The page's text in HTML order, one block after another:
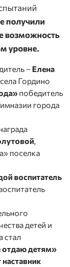
получили
возможность
уровне.
– Елена
Гордино
победитель
города
поселка
воспитатель
воспитатель
детей и
стал
отдаю детям»